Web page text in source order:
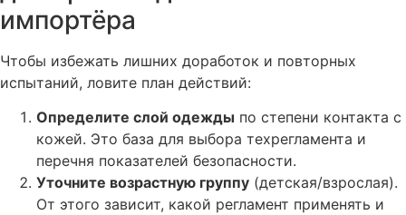
импортёра
Чтобы избежать лишних доработок и повторных
испытаний, ловите план действий:
Определите слой одежды по степени контакта с
кожей. Это база для выбора техрегламента и
перечня показателей безопасности.
Уточните возрастную группу (детская/взрослая).
От этого зависит, какой регламент применять и